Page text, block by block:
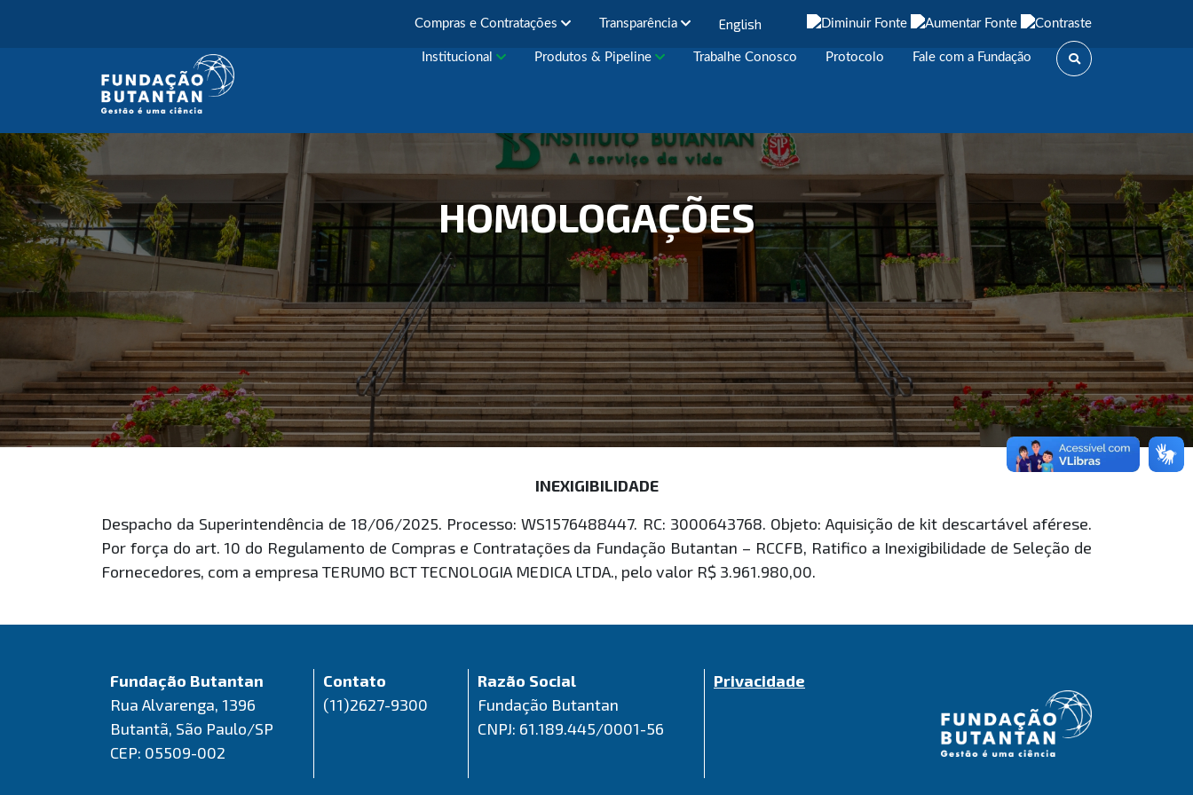
Compras e Contratações Transparência English
Institucional Produtos & Pipeline Trabalhe Conosco Protocolo Fale com a Fundação
HOMOLOGAÇÕES
INEXIGIBILIDADE
Despacho da Superintendência de 18/06/2025. Processo: WS1576488447. RC: 3000643768. Objeto: Aquisição de kit descartável aférese.
Por força do art. 10 do Regulamento de Compras e Contratações da Fundação Butantan – RCCFB, Ratifico a Inexigibilidade de Seleção de
Fornecedores, com a empresa TERUMO BCT TECNOLOGIA MEDICA LTDA., pelo valor R$ 3.961.980,00.
Fundação Butantan
Rua Alvarenga, 1396
Butantã, São Paulo/SP
CEP: 05509-002
Contato
(11)2627-9300
Razão Social
Fundação Butantan
CNPJ: 61.189.445/0001-56
Privacidade